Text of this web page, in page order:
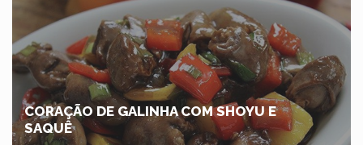
CORAÇÃO DE GALINHA COM SHOYU E
SAQUÊ